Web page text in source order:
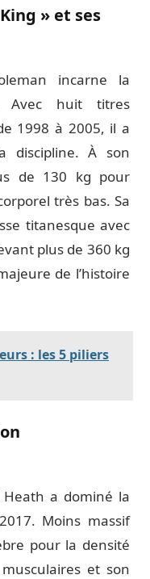
» et ses
incarne la
Avec huit titres
1998 à 2005, il a
discipline. À son
de 130 kg pour
très bas. Sa
titanesque avec
plus de 360 kg
de l’histoire
: les 5 piliers
a dominé la
Moins massif
pour la densité
et son